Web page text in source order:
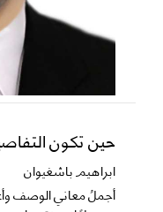
حين تكون
ابراهيم باشغيوان
​أجملُ معاني الوصف